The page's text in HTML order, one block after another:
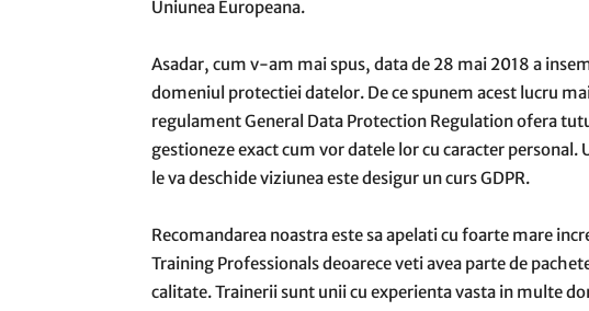
Uniunea Europeana.
Asadar, cum v-am mai spus, data de 28 mai 2018 a
domeniul protectiei datelor. De ce spunem acest lucru
regulament General Data Protection Regulation ofera
gestioneze exact cum vor datele lor cu caracter
le va deschide viziunea este desigur un curs GDPR.
Recomandarea noastra este sa apelati cu foarte mare
Training Professionals deoarece veti avea parte de
calitate. Trainerii sunt unii cu experienta vasta in multe